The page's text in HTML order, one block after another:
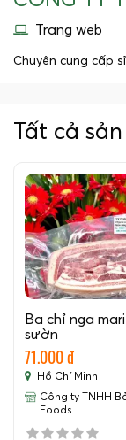
Trang web
Chuyên cung cấp
Tất cả
Ba chỉ nga
sườn
71.000 đ
Hồ Chí Minh
Công ty TNHH
Foods